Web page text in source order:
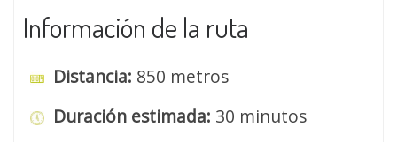
Información de la ruta
Distancia: 850 metros
Duración estimada: 30 minutos